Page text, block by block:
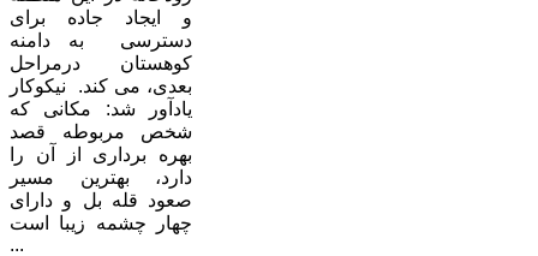
و ایجاد جاده برای
دسترسی به دامنه
کوهستان درمراحل
بعدی، می کند. نیکوکار
یادآور شد: مکانی که
شخص مربوطه قصد
بهره برداری از آن را
دارد، بهترین مسیر
صعود قله بل و دارای
چهار چشمه زیبا است
...